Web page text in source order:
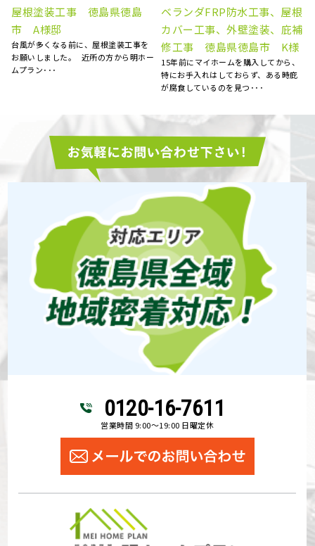
屋根塗装、棟板金交換、外壁
塗装 徳島県徳島市 N様
5社くらい提案を聞きましたが、明ホー
ムプランさんが一番丁寧にご対応くだ
さいました。 職人さん･･･
外壁塗装工事 徳島県阿波
市 S様
自宅の外壁の劣化が気になり、塗装を
お願いしました。 お見積りに来られた
際、とても丁寧に点検を･･･
0120-16-7611
営業時間 9:00～19:00 日曜定休